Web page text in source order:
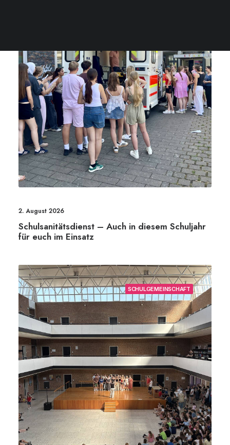
2. August 2026
Schulsanitätsdienst – Auch in diesem Schuljahr
für euch im Einsatz
SCHULGEMEINSCHAFT